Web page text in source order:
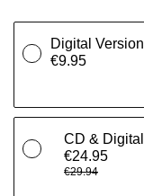
Digital Version
€9.95
CD & Digital
€24.95
€29.94